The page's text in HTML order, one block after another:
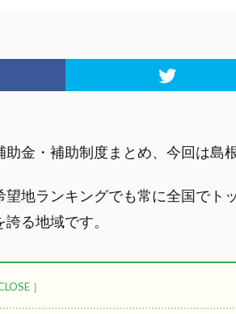
金・補助制度まとめ、今回は島
地ランキングでも常に全国でト
る地域です。